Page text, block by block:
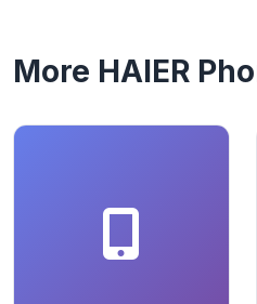
More HAIER